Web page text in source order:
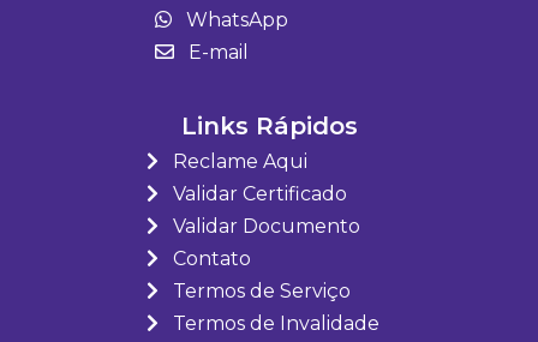
WhatsApp
E-mail
Links Rápidos
Reclame Aqui
Validar Certificado
Validar Documento
Contato
Termos de Serviço
Termos de Invalidade